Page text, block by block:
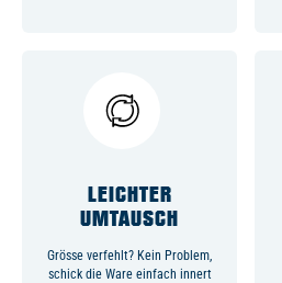
LEICHTER
UMTAUSCH
Grösse verfehlt? Kein Problem,
schick die Ware einfach innert